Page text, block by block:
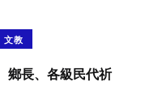
文教
鄉長、各級民代祈